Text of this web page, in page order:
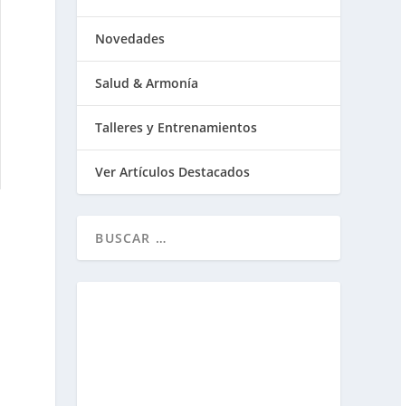
Novedades
Salud & Armonía
Talleres y Entrenamientos
Ver Artículos Destacados